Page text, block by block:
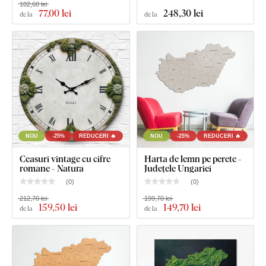
Dimensiunea de 31x21 cm și 48x32 cm: Tabloul are un
cârlig.
Dimensiunea de 67x45 cm și 100x67 cm: Tabloul are 2
cârlige.
de la 77,00 lei
102,60 lei
de la 248,30 lei
NOU -25% REDUCERI 🔥
Ceasuri vintage cu cifre
romane - Natura
(0)
de la 159,50 lei
212,70 lei
NOU -25% REDUCERI 🔥
Harta de lemn pe perete -
Județele Ungariei
(0)
de la 149,70 lei
199,70 lei